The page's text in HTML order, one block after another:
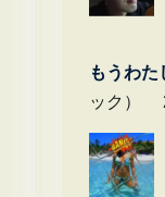
もうわ
ック）